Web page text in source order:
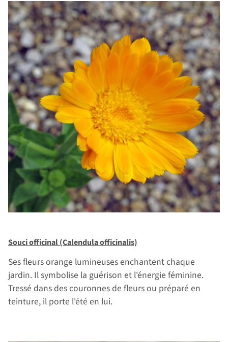
Souci officinal (Calendula officinalis)
Ses fleurs orange lumineuses enchantent chaque
jardin. Il symbolise la guérison et l'énergie féminine.
Tressé dans des couronnes de fleurs ou préparé en
teinture, il porte l'été en lui.